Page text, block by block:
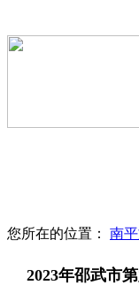
您所在的位置： 南
2023年邵武市